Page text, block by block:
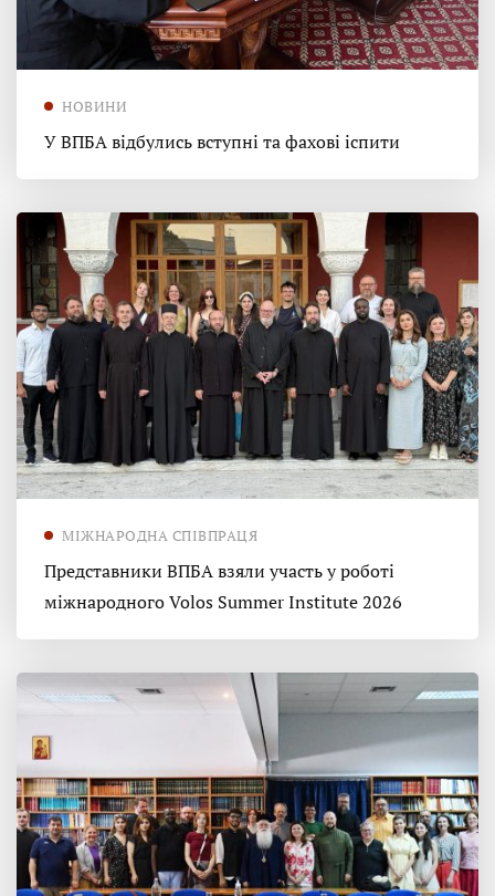
НОВИНИ
У ВПБА відбулись вступні та фахові іспити
МІЖНАРОДНА СПІВПРАЦЯ
Представники ВПБА взяли участь у роботі
міжнародного Volos Summer Institute 2026